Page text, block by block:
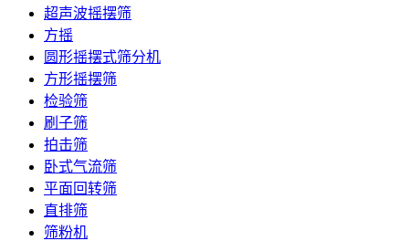
超声波摇摆筛
方摇
圆形摇摆式筛分机
方形摇摆筛
检验筛
刷子筛
拍击筛
卧式气流筛
平面回转筛
直排筛
筛粉机